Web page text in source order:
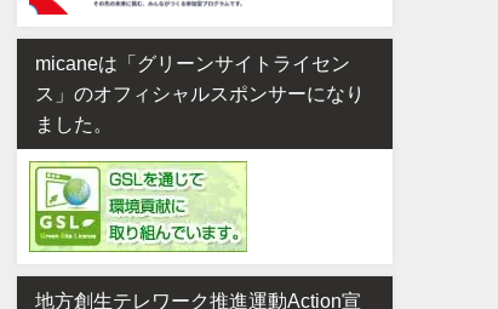
micaneは「グリーンサイトライセン
ス」のオフィシャルスポンサーになり
ました。
地方創生テレワーク推進運動Action宣